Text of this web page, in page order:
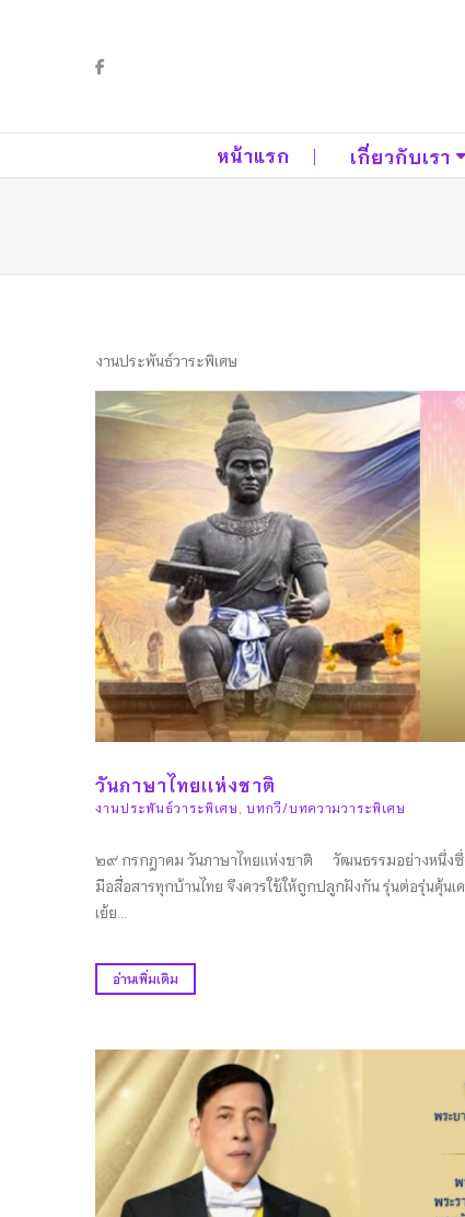
หน้าแรก เกี่ยวกับเรา
งานประพันธ์วาระพิเศษ
วันภาษาไทยเเห่งชาติ
งานประพันธ์วาระพิเศษ บทกวี/บทความวาระพิเศษ
๒๙ กรกฎาคม วันภาษาไทยเเห่งชาติ วัฒนธรรมอย่างหนึ่งซึ่
มือสื่อสารทุกบ้านไทย จึงควรใช้ให้ถูกปลูกฝังกัน รุ่นต่อรุ่นคุ้นเ
เย้ย...
อ่านเพิ่มเติม